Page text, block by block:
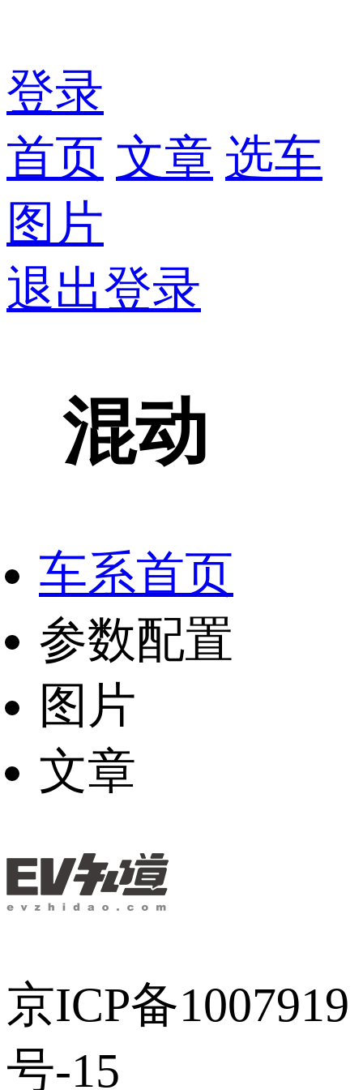
登录
首页 文章 选车
图片
退出登录
混动
车系首页
参数配置
图片
文章
京ICP备1007919
号-15